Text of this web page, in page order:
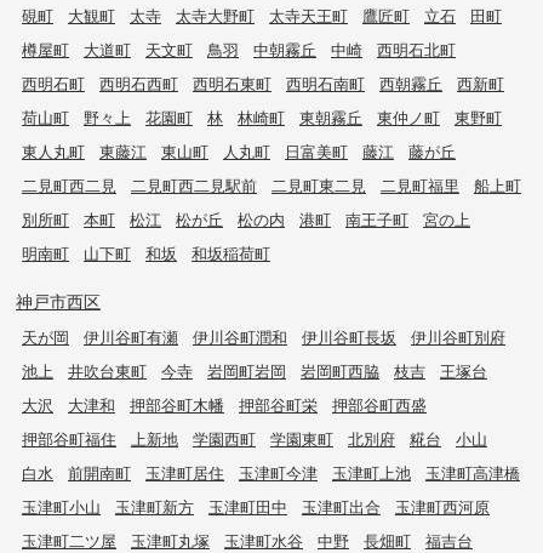
硯町
大観町 太寺 太寺大野町 太寺天王町 鷹匠町 立石
田町
樽屋町
大道町 天文町 鳥羽 中朝霧丘 中崎
西明石北町
西明石町
西明石西町 西明石東町 西明石南町 西朝霧丘
西新町
荷山町
野々上 花園町 林 林崎町 東朝霧丘 東仲ノ町
東野町
東人丸町
東藤江 東山町 人丸町 日富美町 藤江
藤が丘
二見町西二見
二見町西二見駅前 二見町東二見 二見町福里
船上町
別所町
本町 松江 松が丘 松の内 港町 南王子町
宮の上
明南町
山下町 和坂 和坂稲荷町
神戸市西区
天が岡 伊川谷町有瀬 伊川谷町潤和 伊川谷町長坂
伊川谷町別府
池上
井吹台東町 今寺 岩岡町岩岡 岩岡町西脇 枝吉
王塚台
大沢
大津和 押部谷町木幡 押部谷町栄
押部谷町西盛
押部谷町福住
上新地 学園西町 学園東町 北別府 糀台
小山
白水
前開南町 玉津町居住 玉津町今津 玉津町上池
玉津町高津橋
玉津町小山
玉津町新方 玉津町田中 玉津町出合
玉津町西河原
玉津町二ツ屋
玉津町丸塚 玉津町水谷 中野 長畑町
福吉台